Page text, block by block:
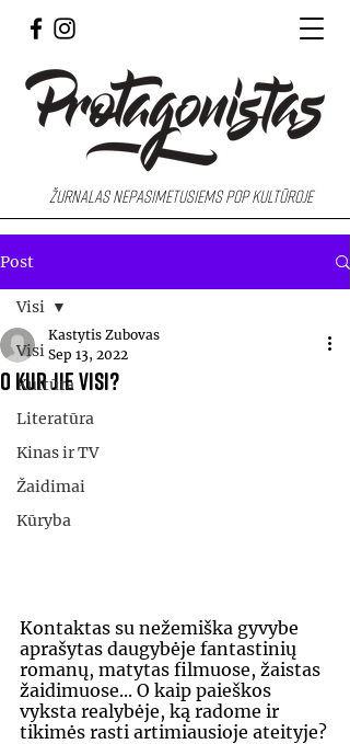
Žurnalas nepasimetusiems pop kultūroje
Post
Visi
Kultūra
Literatūra
Kinas ir TV
Žaidimai
Kūryba
Visi
O kur jie visi?
Kastytis Zubovas
Sep 13, 2022
Kontaktas su nežemiška gyvybe
aprašytas daugybėje fantastinių
romanų, matytas filmuose, žaistas
žaidimuose... O kaip paieškos
vyksta realybėje, ką radome ir
tikimės rasti artimiausioje ateityje?